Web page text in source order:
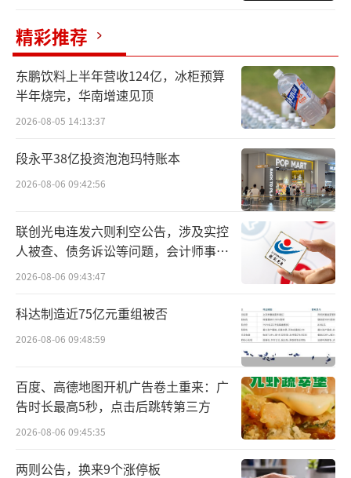
总部位于深圳的车企在2023年向供应链供
应商付款需要275天，而2022年219天，2021年
为198天；总部位于上海的车企在2023年需要2
95天来清算应付账款，高于2022年的247天和2
021年的197天。
更夸张的地方在于，某车企还用承兑汇票
来给供应商结款，部分供应商真正拿到货款
时，很可能已经过去了一年的时间。
精彩推荐
东鹏饮料上半年营收124亿，冰柜预算
半年烧完，华南增速见顶
2026-08-05 14:13:37
段永平38亿投资泡泡玛特账本
2026-08-06 09:42:56
联创光电连发六则利空公告，涉及实控
人被查、债务诉讼等问题，会计师事务
所曾出具“保留意见”
2026-08-06 09:43:47
科达制造近75亿元重组被否
2026-08-06 09:48:59
百度、高德地图开机广告卷土重来：广
告时长最高5秒，点击后跳转第三方
2026-08-06 09:45:35
两则公告，换来9个涨停板